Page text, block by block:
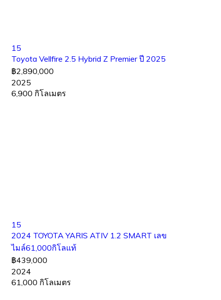
15
Toyota Vellfire 2.5 Hybrid Z Premier ปี 2025
฿2,890,000
2025
6,900 กิโลเมตร
15
2024 TOYOTA YARIS ATIV 1.2 SMART เลข
ไมล์61,000กิโลแท้
฿439,000
2024
61,000 กิโลเมตร